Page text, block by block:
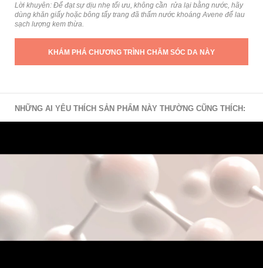
Lời khuyên: Để đạt sự dịu nhẹ tối ưu, không cần rửa lại bằng nước, hãy
dùng khăn giấy hoặc bông tẩy trang đã thấm nước khoáng Avene để lau
sạch lượng kem thừa.
KHÁM PHÁ CHƯƠNG TRÌNH CHĂM SÓC DA NÀY
NHỮNG AI YÊU THÍCH SẢN PHẨM NÀY THƯỜNG CŨNG THÍCH: